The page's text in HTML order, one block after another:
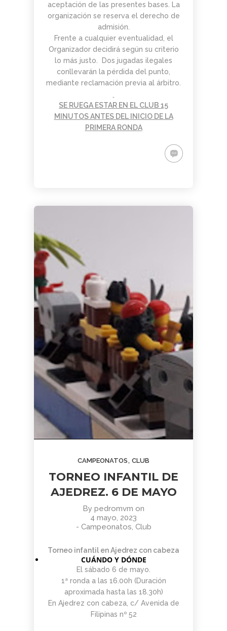
aceptación de las presentes bases. La
organización se reserva el derecho de
admisión.
Frente a cualquier eventualidad, el
Organizador decidirá según su criterio
lo más justo. Dos jugadas ilegales
conllevarán la pérdida del punto,
mediante reclamación previa al árbitro.
SE RUEGA ESTAR EN EL CLUB 15
MINUTOS ANTES DEL INICIO DE LA
PRIMERA RONDA
CAMPEONATOS, CLUB
TORNEO INFANTIL DE
AJEDREZ. 6 DE MAYO
By pedromvm on
4 mayo, 2023
- Campeonatos, Club
Torneo infantil en Ajedrez con cabeza
CUÁNDO Y DÓNDE
El sábado 6 de mayo.
1ª ronda a las 16.00h (Duración
aproximada hasta las 18.30h)
En Ajedrez con cabeza, c/ Avenida de
Filipinas nº 52